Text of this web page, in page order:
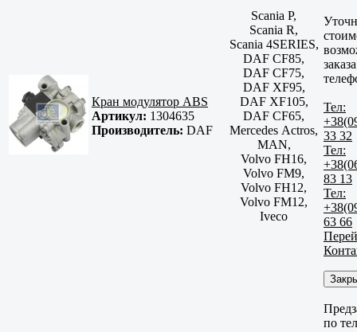
Кран модулятор ABS
Артикул: 1304635
Производитель: DAF
Scania P,
Scania R,
Scania 4SERIES,
DAF CF85,
DAF CF75,
DAF XF95,
DAF XF105,
DAF CF65,
Mercedes Actros,
MAN,
Volvo FH16,
Volvo FM9,
Volvo FH12,
Volvo FM12,
Iveco
Тел:
33 32
Тел:
83 13
Тел:
63 66
по